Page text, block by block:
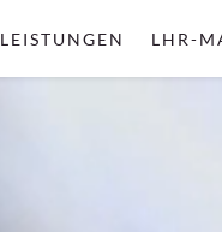
LEISTUNGEN LHR-